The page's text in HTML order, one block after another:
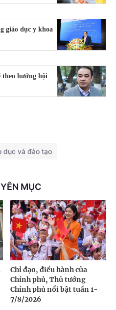
giáo dục y khoa
hướng hội
dục và đào tạo
MỤC
Chỉ đạo, điều hành của
Chính phủ, Thủ tướng
Chính phủ nổi bật tuần 1-
7/8/2026